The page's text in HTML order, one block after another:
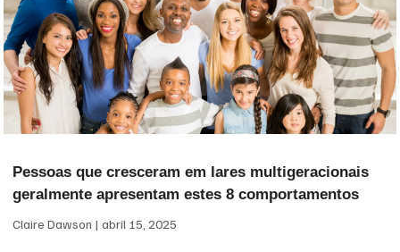
Pessoas que cresceram em lares multigeracionais
geralmente apresentam estes 8 comportamentos
Claire Dawson abril 15, 2025